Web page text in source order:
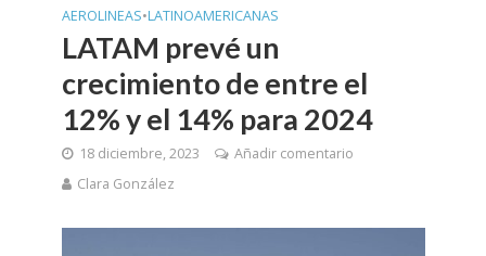
AEROLINEAS•LATINOAMERICANAS
LATAM prevé un
crecimiento de entre el
12% y el 14% para 2024
18 diciembre, 2023
Añadir comentario
Clara González